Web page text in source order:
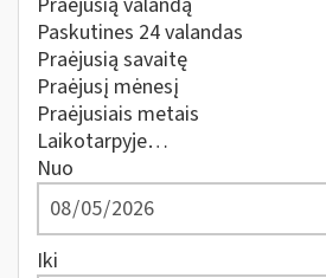
Paskutines 24 valandas
Praėjusią savaitę
Praėjusį mėnesį
Praėjusiais metais
Laikotarpyje…
Nuo
Iki